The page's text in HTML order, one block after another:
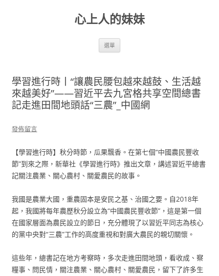
心上人的妹妹
選單
學習進行時丨“讓農民腰包越來越鼓、生活越
來越美好”——習近平去九宮格共享空間總書
記走進田間地頭話“三農”_中國網
發佈留言
【學習進行時】秋分時節，瓜果飄香。在第七個“中國農民豐收
節”到來之際，新華社《學習進行時》推出文章，講述習近平總書
記關注農業、關心農村、關愛農民的故事。
我國是農業大國，重農固本是安民之基、治國之要。自2018年
起，我國將每年農歷秋分設立為“中國農民豐收節”，這是第一個
在國家層面為農民設立的節日，充分體現了以習近平同志為核心
的黨中央對“三農”工作的高度重視和對廣大農民的親切關懷。
這些年，總書記在地方考察時，多次走進田間地頭，看收成、察
糧事、問民情，關注農業、關心農村、關愛農民，留下了許多生